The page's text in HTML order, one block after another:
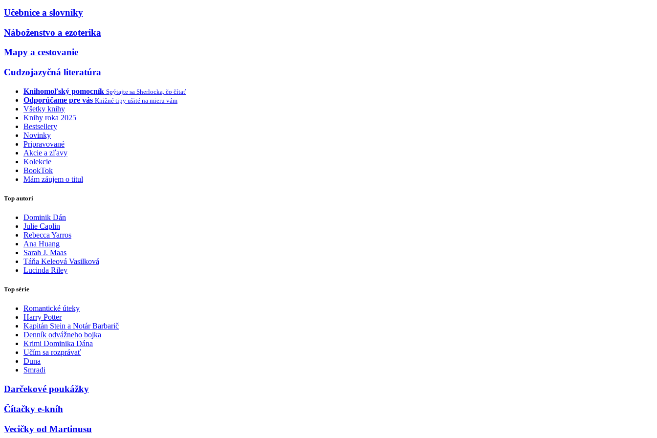
Učebnice a slovníky
Náboženstvo a ezoterika
Mapy a cestovanie
Cudzojazyčná literatúra
Knihomoľský pomocník Spýtajte sa Sherlocka, čo čítať
Odporúčame pre vás Knižné tipy ušité na mieru vám
Všetky knihy
Knihy roka 2025
Bestsellery
Novinky
Pripravované
Akcie a zľavy
Kolekcie
BookTok
Mám záujem o titul
Top autori
Dominik Dán
Julie Caplin
Rebecca Yarros
Ana Huang
Sarah J. Maas
Táňa Keleová Vasilková
Lucinda Riley
Top série
Romantické úteky
Harry Potter
Kapitán Stein a Notár Barbarič
Denník odvážneho bojka
Krimi Dominika Dána
Učím sa rozprávať
Duna
Smradi
Darčekové poukážky
Čítačky e-kníh
Vecičky od Martinusu